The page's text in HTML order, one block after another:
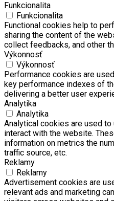
Funkcionalita
Funkcionalita
Functional cookies help to
sharing the content of the
collect feedbacks, and other
Výkonnosť
Výkonnosť
Performance cookies are
key performance indexes of
delivering a better user
Analytika
Analytika
Analytical cookies are used
interact with the website.
information on metrics the
traffic source, etc.
Reklamy
Reklamy
Advertisement cookies are
relevant ads and marketing